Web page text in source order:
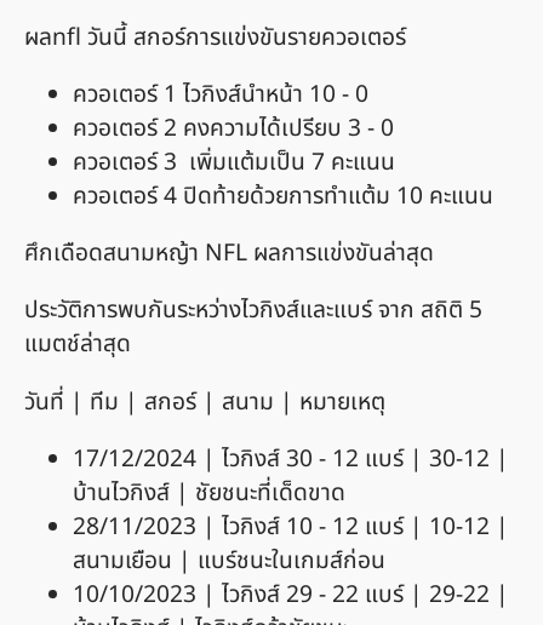
ผลnfl วันนี้ สกอร์การแข่งขันรายควอเตอร์
ควอเตอร์ 1 ไวกิงส์นำหน้า 10 - 0
ควอเตอร์ 2 คงความได้เปรียบ 3 - 0
ควอเตอร์ 3 เพิ่มแต้มเป็น 7 คะแนน
ควอเตอร์ 4 ปิดท้ายด้วยการทำแต้ม 10 คะแนน
ศึกเดือดสนามหญ้า NFL ผลการแข่งขันล่าสุด
ประวัติการพบกันระหว่างไวกิงส์และแบร์ จาก สถิติ 5
แมตช์ล่าสุด
วันที่ | ทีม | สกอร์ | สนาม | หมายเหตุ
17/12/2024 | ไวกิงส์ 30 - 12 แบร์ | 30-12 |
บ้านไวกิงส์ | ชัยชนะที่เด็ดขาด
28/11/2023 | ไวกิงส์ 10 - 12 แบร์ | 10-12 |
สนามเยือน | แบร์ชนะในเกมส์ก่อน
10/10/2023 | ไวกิงส์ 29 - 22 แบร์ | 29-22 |